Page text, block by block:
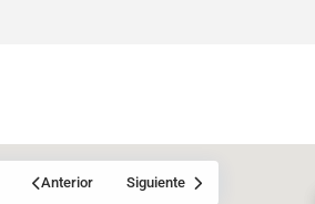
Anterior Siguiente